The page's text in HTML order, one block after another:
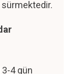
sürmektedir.
4 gün